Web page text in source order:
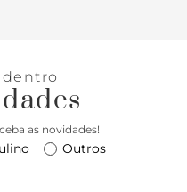
de trabalho, esticar
um dia de lazer.
as novidades!
Outros